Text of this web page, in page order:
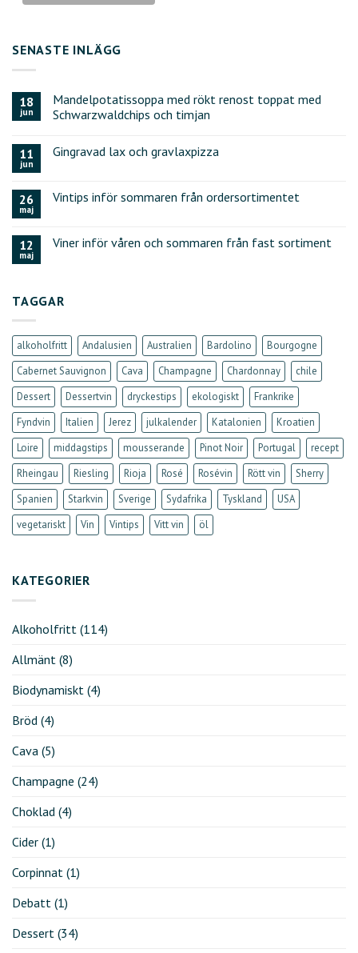
SENASTE INLÄGG
18
jun
Mandelpotatissoppa med rökt renost toppat med
Schwarzwaldchips och timjan
11
jun
Gingravad lax och gravlaxpizza
26
maj
Vintips inför sommaren från ordersortimentet
12
maj
Viner inför våren och sommaren från fast sortiment
TAGGAR
alkoholfritt Andalusien Australien Bardolino
Bourgogne
Cabernet Sauvignon
Cava Champagne Chardonnay
chile
Dessert
Dessertvin dryckestips ekologiskt
Frankrike
Fyndvin
Italien Jerez julkalender Katalonien
Kroatien
Loire
middagstips mousserande Pinot Noir Portugal
recept
Rheingau
Riesling Rioja Rosé Rosévin Rött vin
Sherry
Spanien
Starkvin Sverige Sydafrika Tyskland
USA
vegetariskt
Vin Vintips Vitt vin öl
KATEGORIER
Alkoholfritt (114)
Allmänt (8)
Biodynamiskt (4)
Bröd (4)
Cava (5)
Champagne (24)
Choklad (4)
Cider (1)
Corpinnat (1)
Debatt (1)
Dessert (34)